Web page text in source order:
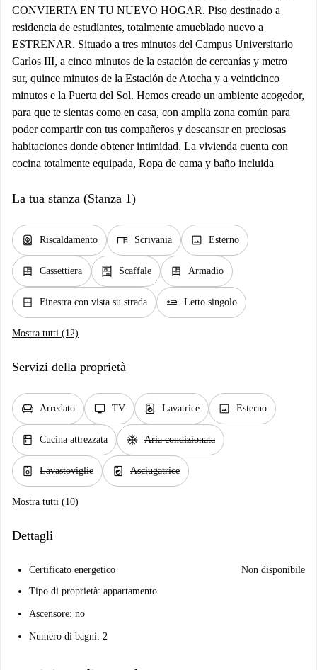
CONVIERTA EN TU NUEVO HOGAR. Piso destinado a
residencia de estudiantes, totalmente amueblado nuevo a
ESTRENAR. Situado a tres minutos del Campus Universitario
Carlos III, a cinco minutos de la estación de cercanías y metro
sur, quince minutos de la Estación de Atocha y a veinticinco
minutos e la Puerta del Sol. Hemos creado un ambiente acogedor,
para que te sientas como en casa, con amplia zona común para
poder compartir con tus compañeros y descansar en preciosas
habitaciones donde obtener intimidad. La vivienda cuenta con
cocina totalmente equipada, Ropa de cama y baño incluida
La tua stanza (Stanza 1)
water_heater Riscaldamento desk Scrivania image Esterno
dresser Cassettiera shelves Scaffale dresser Armadio
window_closed Finestra con vista su strada airline_seat_flat Letto singolo
Mostra tutti (12)
Servizi della proprietà
chair Arredato tv TV local_laundry_service Lavatrice image Esterno
kitchen Cucina attrezzata ac_unit Aria condizionata
dishwasher_gen Lavastoviglie local_laundry_service Asciugatrice
Mostra tutti (10)
Dettagli
Certificato energetico
Non disponibile
Tipo di proprietà: appartamento
Ascensore: no
Numero di bagni: 2